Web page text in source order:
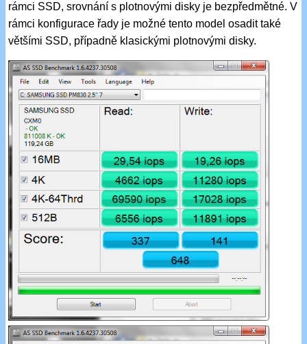
rámci SSD, srovnání s plotnovými disky je bezpředmětné. V
rámci konfigurace řady je možné tento model osadit také
většími SSD, případně klasickými plotnovými disky.